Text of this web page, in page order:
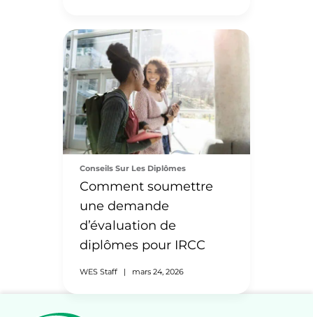
Conseils Sur Les Diplômes
Comment soumettre
une demande
d’évaluation de
diplômes pour IRCC
WES Staff | mars 24, 2026